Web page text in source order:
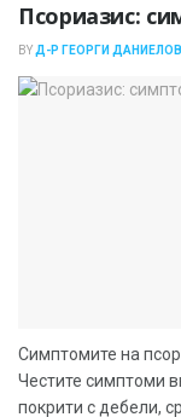
Псориазис:
BY Д-Р ГЕОРГИ
Симптомите на
Честите симптоми
покрити с дебели,